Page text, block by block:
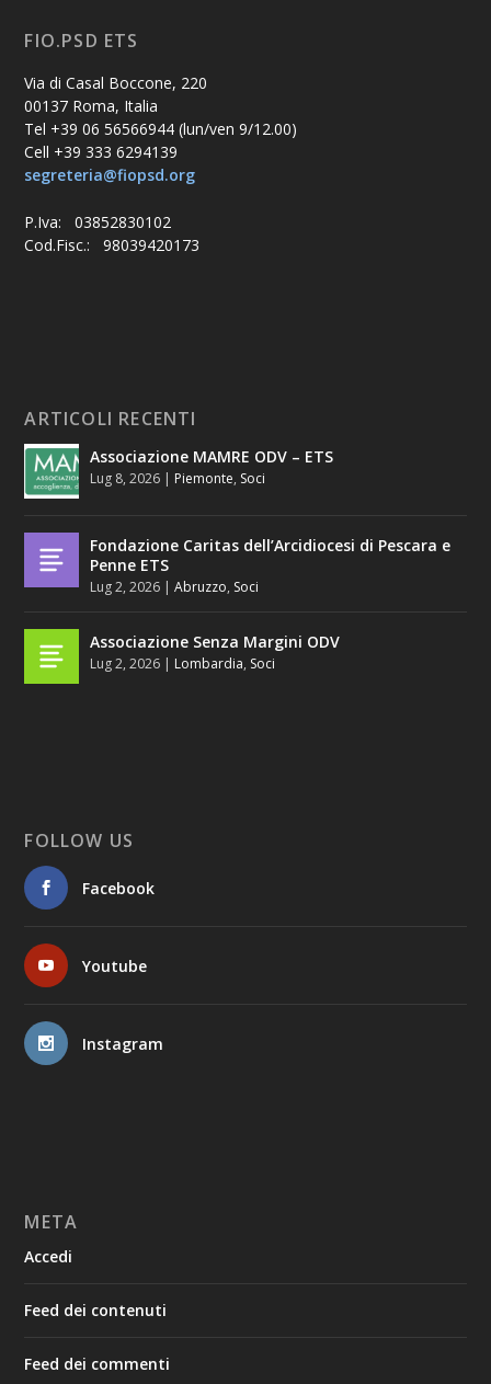
FIO.PSD ETS
Via di Casal Boccone, 220
00137 Roma, Italia
Tel +39 06 56566944 (lun/ven 9/12.00)
Cell +39 333 6294139
segreteria@fiopsd.org
P.Iva: 03852830102
Cod.Fisc.: 98039420173
ARTICOLI RECENTI
Associazione MAMRE ODV – ETS
Lug 8, 2026 | Piemonte, Soci
Fondazione Caritas dell’Arcidiocesi di Pescara e
Penne ETS
Lug 2, 2026 |Abruzzo, Soci
Associazione Senza Margini ODV
Lug 2, 2026 | Lombardia, Soci
FOLLOW US
Facebook
Youtube
Instagram
META
Accedi
Feed dei contenuti
Feed dei commenti